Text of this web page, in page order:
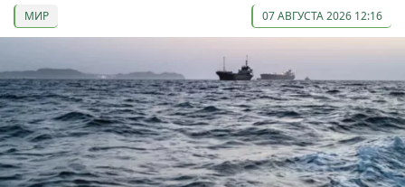
МИР 07 АВГУСТА 2026 12:16